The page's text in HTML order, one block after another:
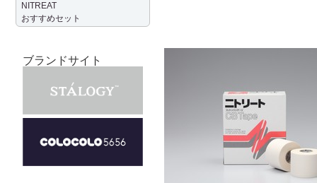
NITREAT
おすすめセット
ブランドサイト